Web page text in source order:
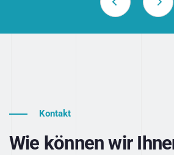
Kontakt
Wie können wir